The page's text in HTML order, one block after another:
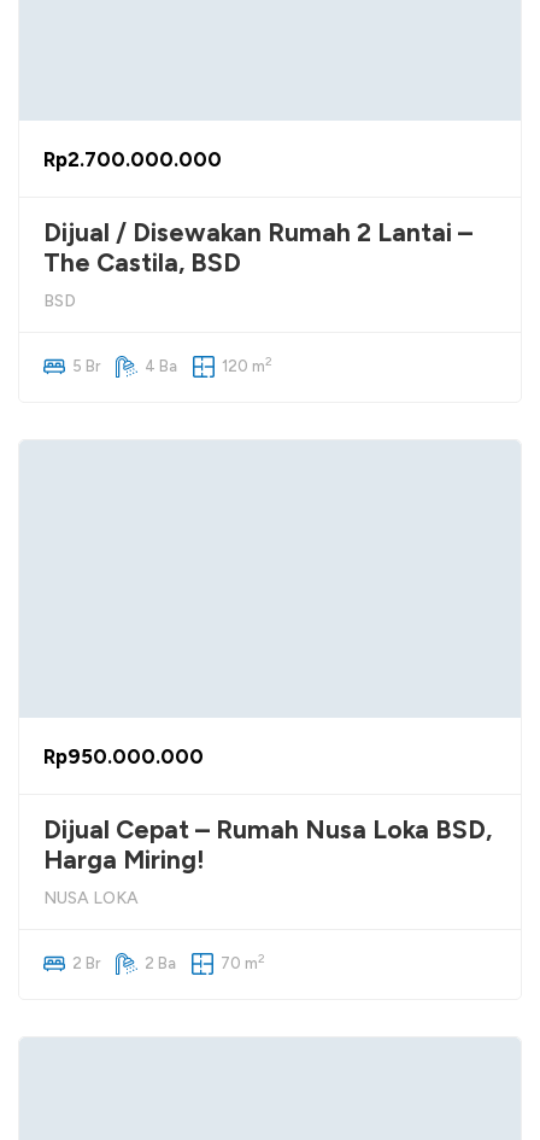
Rp2.700.000.000
Dijual / Disewakan Rumah 2 Lantai –
The Castila, BSD
BSD
5 Br 4 Ba 120 m2
Rp950.000.000
Dijual Cepat – Rumah Nusa Loka BSD,
Harga Miring!
NUSA LOKA
2 Br 2 Ba 70 m2